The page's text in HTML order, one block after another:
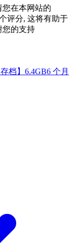
您在本网站的
评分, 这将有助于
您的支持
档】6.4GB6 个月